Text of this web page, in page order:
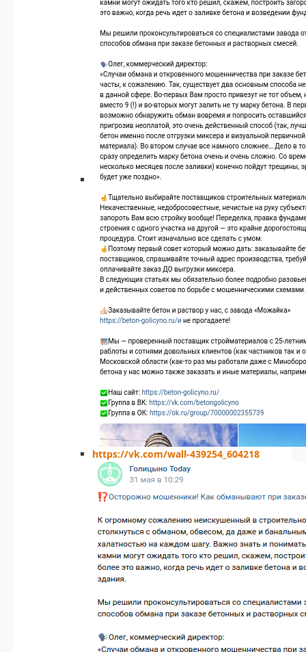
https://vk.com/wall-439254_604218